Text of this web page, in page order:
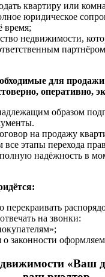
квартиру или
юридическое
время;
недвижимости,
для
оперативно,
образом
на продажу
этапы перехода
надёжность в
перекраивать
на звонки:
о законности
«Ваш